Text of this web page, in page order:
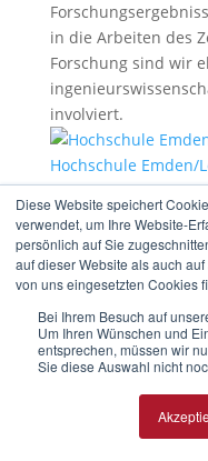
Diese Website speichert
verwendet, um Ihre Website-
persönlich auf Sie
auf dieser Website als auch
von uns eingesetzten Cookies
Bei Ihrem Besuch auf
Um Ihren Wünschen und
entsprechen, müssen wir
Sie diese Auswahl nicht
in die Arbeiten des
Forschung sind wir
involviert.
Hochschule Emden/
Constantiaplatz 4,
https://www.hs-
An der Hochschule
intensiver
Projekten und
Kommunen und
Industrielle
und
Individuum und
Engagements in